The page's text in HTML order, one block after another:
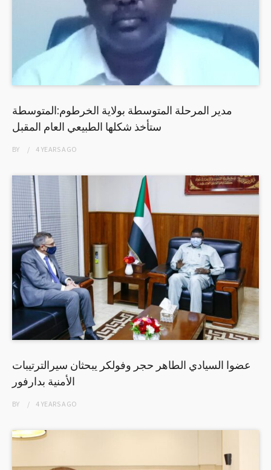
مدير المرحلة المتوسطة بولاية الخرطوم:المتوسطة
ستأخذ شكلها الطبيعي العام المقبل
BY 4 YEARSAGO
عضوا السيادي الطاهر حجر وفولكر يبحثان سيرالترتيبات
الأمنية بدارفور
BY 4 YEARSAGO